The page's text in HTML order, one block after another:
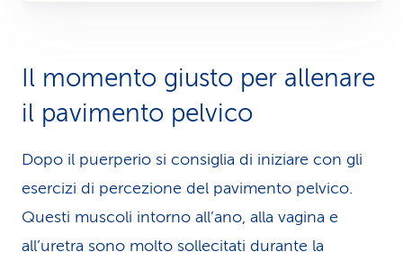
Il momento giusto per allenare
il pavimento pelvico
Dopo il puerperio si consiglia di iniziare con gli
esercizi di percezione del pavimento pelvico.
Questi muscoli intorno all’ano, alla vagina e
all’uretra sono molto sollecitati durante la